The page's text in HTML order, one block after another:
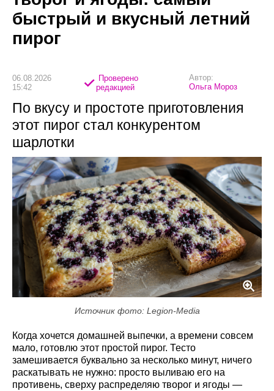
быстрый и вкусный летний
пирог
06.08.2026
15:42
Проверено
редакцией
Автор:
Ольга Мороз
По вкусу и простоте приготовления
этот пирог стал конкурентом
шарлотки
Источник фото: Legion-Media
Когда хочется домашней выпечки, а времени совсем
мало, готовлю этот простой пирог. Тесто
замешивается буквально за несколько минут, ничего
раскатывать не нужно: просто выливаю его на
противень, сверху распределяю творог и ягоды —